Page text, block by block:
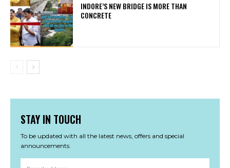
INDORE’S NEW BRIDGE IS MORE THAN
CONCRETE
STAY IN TOUCH
To be updated with all the latest news, offers and special
announcements.